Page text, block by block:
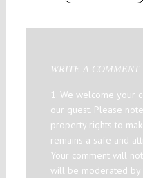
WRITE A COMMENT
1. We welcome your
our guest. Please
property rights to
remains a safe and
Your comment will
will be moderated by